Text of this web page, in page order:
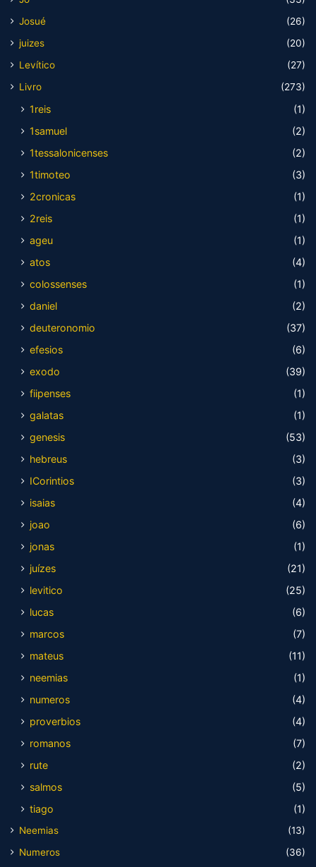
Josué
(26)
juizes
(20)
Levítico
(27)
Livro
(273)
1reis
(1)
1samuel
(2)
1tessalonicenses
(2)
1timoteo
(3)
2cronicas
(1)
2reis
(1)
ageu
(1)
atos
(4)
colossenses
(1)
daniel
(2)
deuteronomio
(37)
efesios
(6)
exodo
(39)
fiipenses
(1)
galatas
(1)
genesis
(53)
hebreus
(3)
ICorintios
(3)
isaias
(4)
joao
(6)
jonas
(1)
juízes
(21)
levitico
(25)
lucas
(6)
marcos
(7)
mateus
(11)
neemias
(1)
numeros
(4)
proverbios
(4)
romanos
(7)
rute
(2)
salmos
(5)
tiago
(1)
Neemias
(13)
Numeros
(36)